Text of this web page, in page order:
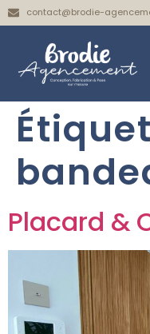
contact@brodie-
Placard &